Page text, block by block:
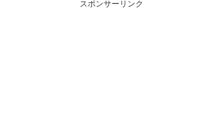
スポンサーリンク